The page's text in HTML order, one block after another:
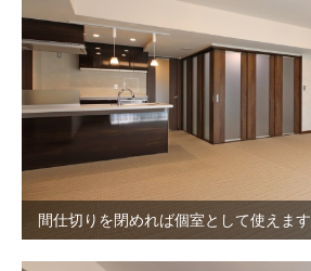
間仕切りを閉めれば個室として使えます